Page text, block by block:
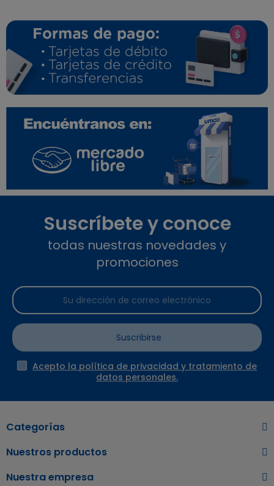
Suscríbete y conoce
todas nuestras novedades y
promociones
Suscribirse
Acepto la política de privacidad y tratamiento de
datos personales.
Nuestra empresa
Nuestros productos
Categorías